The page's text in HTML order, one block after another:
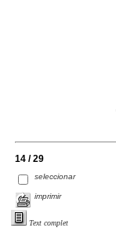
14 / 29
seleccionar
imprimir
Text complet